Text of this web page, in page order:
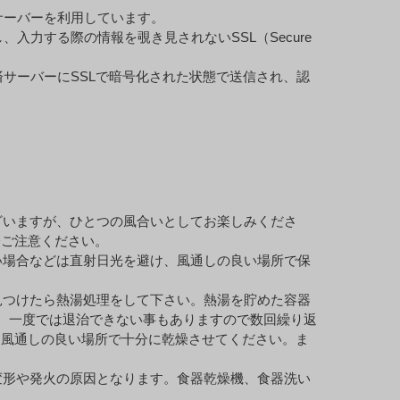
バーを利用しています。
入力する際の情報を覗き見されないSSL（Secure
ーバーにSSLで暗号化された状態で送信され、認
ますが、ひとつの風合いとしてお楽しみくださ
注意ください。
合などは直射日光を避け、風通しの良い場所で保
けたら熱湯処理をして下さい。熱湯を貯めた容器
度では退治できない事もありますので数回繰り返
通しの良い場所で十分に乾燥させてください。ま
や発火の原因となります。食器乾燥機、食器洗い